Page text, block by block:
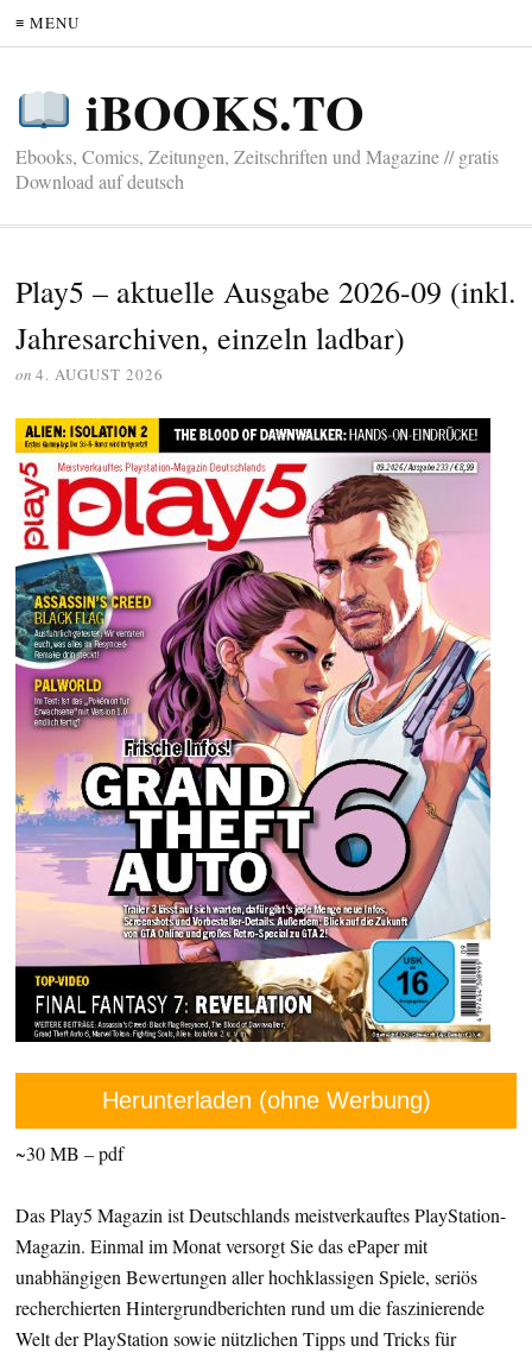
≡ MENU
iBOOKS.TO
Ebooks, Comics, Zeitungen, Zeitschriften und Magazine // gratis
Download auf deutsch
Play5 – aktuelle Ausgabe 2026-09 (inkl.
Jahresarchiven, einzeln ladbar)
on 4. AUGUST 2026
Herunterladen (ohne Werbung)
~30 MB – pdf
Das Play5 Magazin ist Deutschlands meistverkauftes PlayStation-
Magazin. Einmal im Monat versorgt Sie das ePaper mit
unabhängigen Bewertungen aller hochklassigen Spiele, seriös
recherchierten Hintergrundberichten rund um die faszinierende
Welt der PlayStation sowie nützlichen Tipps und Tricks für